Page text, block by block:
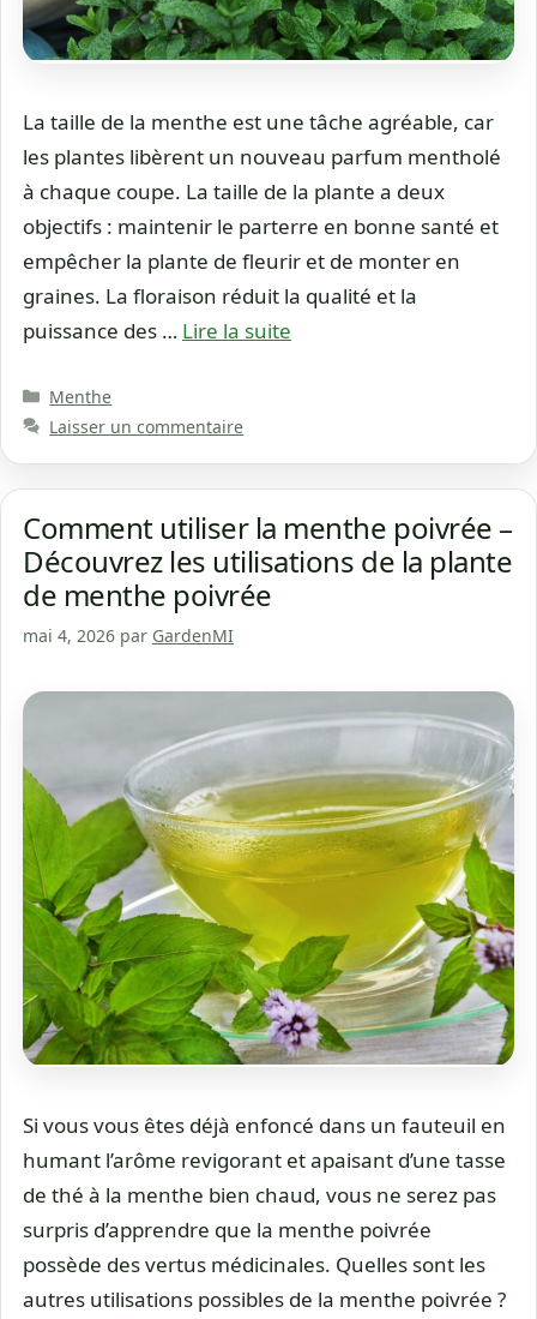
La taille de la menthe est une tâche agréable, car
les plantes libèrent un nouveau parfum mentholé
à chaque coupe. La taille de la plante a deux
objectifs : maintenir le parterre en bonne santé et
empêcher la plante de fleurir et de monter en
graines. La floraison réduit la qualité et la
puissance des … Lire la suite
Catégories
Menthe
Laisser un commentaire
Comment utiliser la menthe poivrée –
Découvrez les utilisations de la plante
de menthe poivrée
mai 4, 2026 par GardenMI
Si vous vous êtes déjà enfoncé dans un fauteuil en
humant l’arôme revigorant et apaisant d’une tasse
de thé à la menthe bien chaud, vous ne serez pas
surpris d’apprendre que la menthe poivrée
possède des vertus médicinales. Quelles sont les
autres utilisations possibles de la menthe poivrée ?